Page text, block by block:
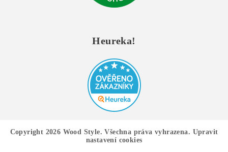
Heureka!
Copyright 2026 Wood Style. Všechna práva vyhrazena. Upravit
nastavení cookies